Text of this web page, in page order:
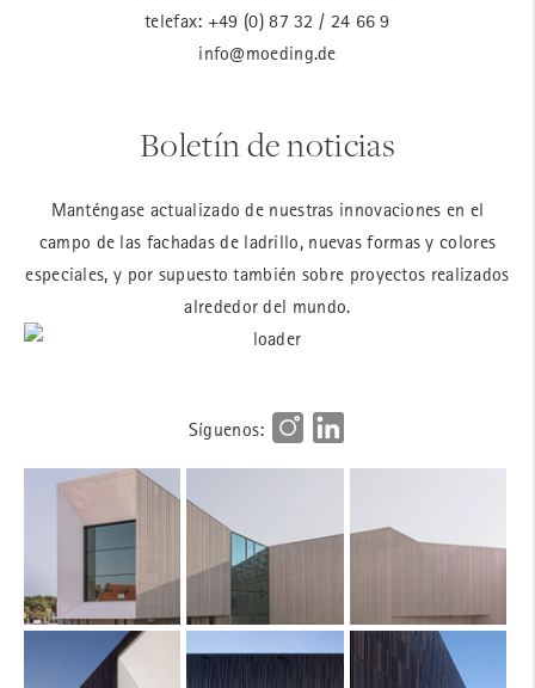
telefax: +49 (0) 87 32 / 24 66 9
info@moeding.de
Boletín de noticias
Manténgase actualizado de nuestras innovaciones en el
campo de las fachadas de ladrillo, nuevas formas y colores
especiales, y por supuesto también sobre proyectos realizados
alrededor del mundo.
Síguenos: